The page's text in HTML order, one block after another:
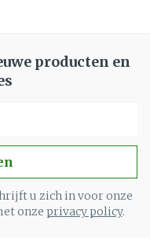
producten en
u zich in voor onze
onze privacy policy.